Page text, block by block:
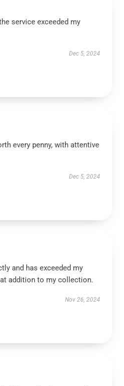
service exceeded my
Dec 5, 2024
every penny, with attentive
Dec 5, 2024
and has exceeded my
addition to my collection.
Nov 26, 2024